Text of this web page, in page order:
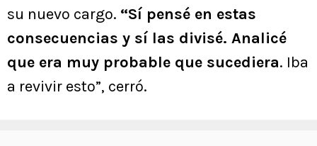
su nuevo cargo. “Sí pensé en estas
consecuencias y sí las divisé. Analicé
que era muy probable que sucediera. Iba
a revivir esto”, cerró.